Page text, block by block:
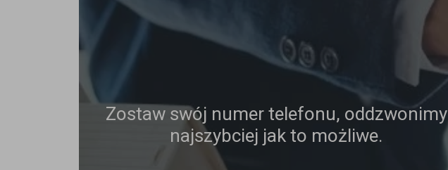
Zostaw swój numer telefonu, oddzwonimy
najszybciej jak to możliwe.